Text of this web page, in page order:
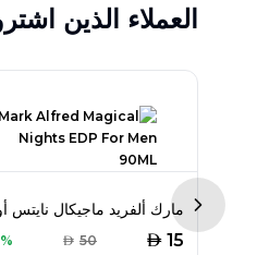
العملاء الذين
AED 15
AED 50
Next